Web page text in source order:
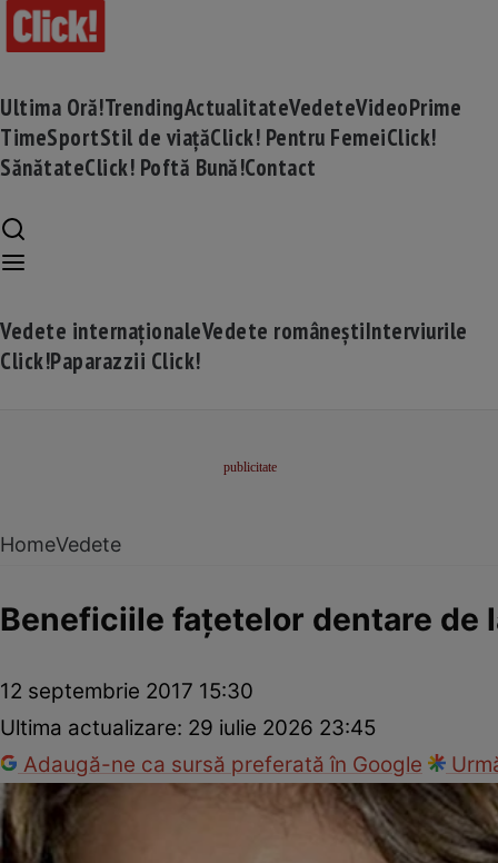
Ultima Oră!TrendingActualitateVedeteVideoPrime
TimeSportStil de viațăClick! Pentru FemeiClick!
SănătateClick! Poftă Bună!Contact
Vedete internaționaleVedete româneștiInterviurile
Click!Paparazzii Click!
HomeVedete
Beneficiile faţetelor dentare de
12 septembrie 2017 15:30
Ultima actualizare: 29 iulie 2026 23:45
Adaugă-ne ca sursă preferată în Google